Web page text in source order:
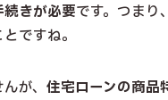
きが必要です。つまり
ですね。
が、 住宅ローンの商品